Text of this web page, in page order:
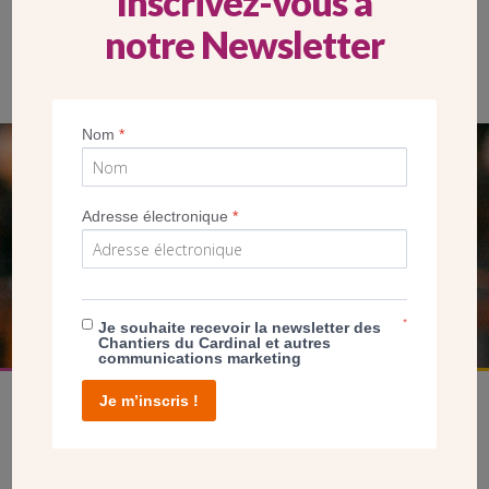
L’église Saint-Paul à Nanterre a été consacrée en 1969. (CDC)
SEUL VOTRE DON
NOUS PERMET D’AGIR
FAIRE UN DON
notre Newsletter
Nom*
Adresse électronique*
Je souhaite recevoir la newsletter des
Chantiers du Cardinal et autres
communications marketing
*
Je m’inscris !